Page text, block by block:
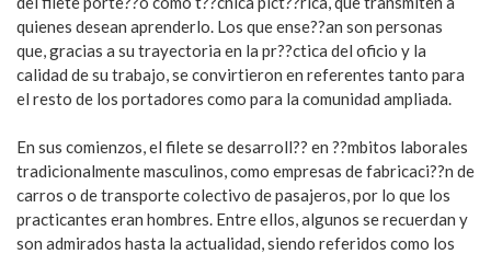
quienes desean aprenderlo. Los que ense??an son personas
que, gracias a su trayectoria en la pr??ctica del oficio y la
calidad de su trabajo, se convirtieron en referentes tanto para
el resto de los portadores como para la comunidad ampliada.
En sus comienzos, el filete se desarroll?? en ??mbitos laborales
tradicionalmente masculinos, como empresas de fabricaci??n de
carros o de transporte colectivo de pasajeros, por lo que los
practicantes eran hombres. Entre ellos, algunos se recuerdan y
son admirados hasta la actualidad, siendo referidos como los